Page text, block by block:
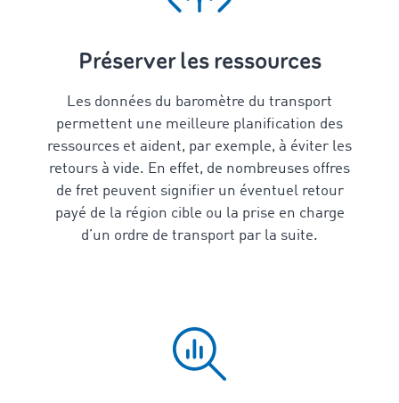
Préserver les ressources
Les données du baromètre du transport
permettent une meilleure planification des
ressources et aident, par exemple, à éviter les
retours à vide. En effet, de nombreuses offres
de fret peuvent signifier un éventuel retour
payé de la région cible ou la prise en charge
d’un ordre de transport par la suite.